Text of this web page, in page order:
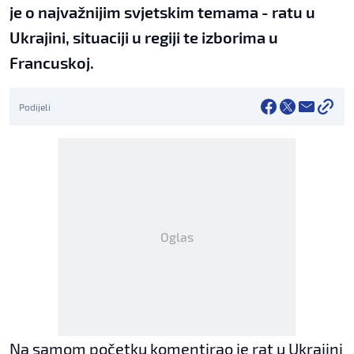
je o najvažnijim svjetskim temama - ratu u
Ukrajini, situaciji u regiji te izborima u
Francuskoj.
Podijeli
Oglas
Na samom početku komentirao je rat u Ukrajini